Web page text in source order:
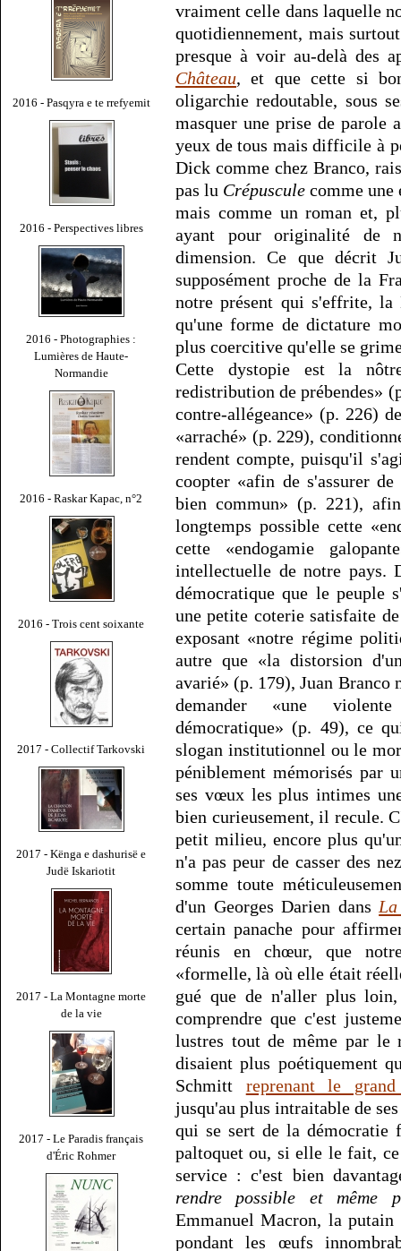
2016 - Pasqyra e te rrefyemit
2016 - Perspectives libres
2016 - Photographies :
Lumières de Haute-
Normandie
2016 - Raskar Kapac, n°2
2016 - Trois cent soixante
2017 - Collectif Tarkovski
2017 - Kënga e dashurisë e
Judë Iskariotit
2017 - La Montagne morte
de la vie
2017 - Le Paradis français
d'Éric Rohmer
vraiment celle dans laquelle
quotidiennement, mais
presque à voir au-delà des
Château, et que cette si
oligarchie redoutable, sous
masquer une prise de parole
yeux de tous mais difficile à
Dick comme chez Branco,
pas lu Crépuscule comme une
mais comme un roman et,
ayant pour originalité de
dimension. Ce que décrit
supposément proche de la
notre présent qui s'effrite, la
qu'une forme de dictature
plus coercitive qu'elle se
Cette dystopie est la
redistribution de prébendes»
contre-allégeance» (p. 226)
«arraché» (p. 229),
rendent compte, puisqu'il
coopter «afin de s'assurer
bien commun» (p. 221),
longtemps possible cette
cette «endogamie
intellectuelle de notre pays.
démocratique que le peuple
une petite coterie satisfaite
exposant «notre régime
autre que «la distorsion
avarié» (p. 179), Juan
demander «une violente
démocratique» (p. 49), ce
slogan institutionnel ou le
péniblement mémorisés par
ses vœux les plus intimes
bien curieusement, il recule.
petit milieu, encore plus
n'a pas peur de casser des
somme toute
d'un Georges Darien dans
certain panache pour
réunis en chœur, que
«formelle, là où elle était
gué que de n'aller plus loin,
comprendre que c'est
lustres tout de même par le
disaient plus poétiquement
Schmitt reprenant le
jusqu'au plus intraitable de
qui se sert de la démocratie
paltoquet ou, si elle le fait,
service : c'est bien
rendre possible et même
Emmanuel Macron, la putain
pondant les œufs